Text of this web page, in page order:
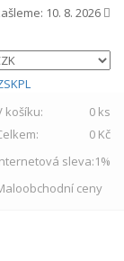
10. 8. 2026
SKPL
košíku:
0 ks
0 Kč
sleva:1%
ceny